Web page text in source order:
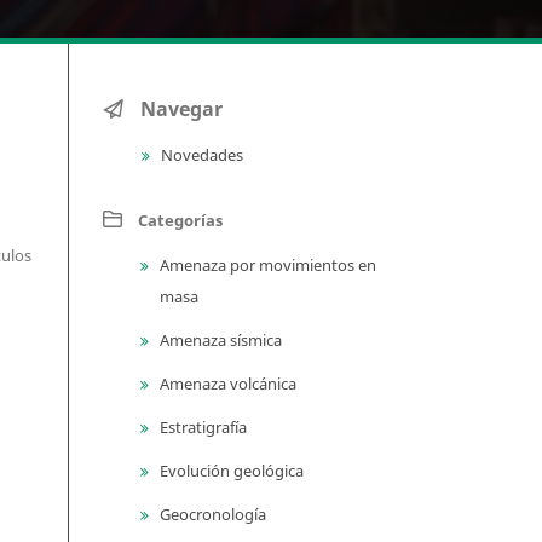
Navegar
Novedades
Categorías
Amenaza por movimientos en
masa
Amenaza sísmica
Amenaza volcánica
Estratigrafía
Evolución geológica
Geocronología